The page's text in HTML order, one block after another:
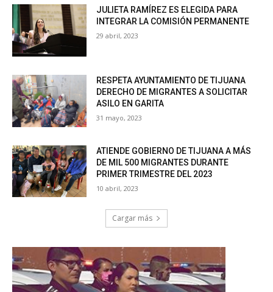
JULIETA RAMÍREZ ES ELEGIDA PARA
INTEGRAR LA COMISIÓN PERMANENTE
29 abril, 2023
RESPETA AYUNTAMIENTO DE TIJUANA
DERECHO DE MIGRANTES A SOLICITAR
ASILO EN GARITA
31 mayo, 2023
ATIENDE GOBIERNO DE TIJUANA A MÁS
DE MIL 500 MIGRANTES DURANTE
PRIMER TRIMESTRE DEL 2023
10 abril, 2023
Cargar más